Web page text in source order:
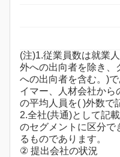
(注)1.従業員数は就業
外への出向者を除き、
への出向者を含む。)
イマー、人材会社から
の平均人員を( )外数で
2.全社(共通)として記
のセグメントに区分で
るものであります。
② 提出会社の状況